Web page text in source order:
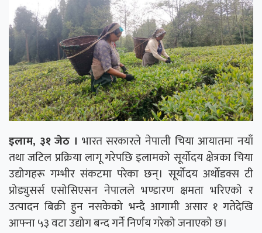
इलाम, ३१ जेठ । भारत सरकारले नेपाली चिया आयातमा नयाँ
तथा जटिल प्रक्रिया लागू गरेपछि इलामको सूर्योदय क्षेत्रका चिया
उद्योगहरू गम्भीर संकटमा परेका छन्। सूर्योदय अर्थोडक्स टी
प्रोड्युसर्स एसोसिएसन नेपालले भण्डारण क्षमता भरिएको र
उत्पादन बिक्री हुन नसकेको भन्दै आगामी असार १ गतेदेखि
आफ्ना ५३ वटा उद्योग बन्द गर्ने निर्णय गरेको जनाएको छ।